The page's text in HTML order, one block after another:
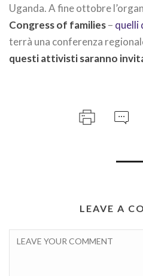
Uganda. A fine ottobre
Congress of families– quelli
terrà una conferenza
questi attivisti saranno
LEAVE A